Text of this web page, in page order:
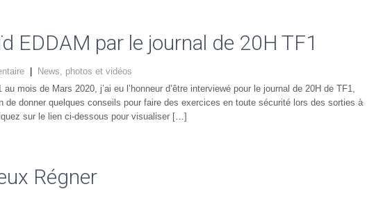
EDDAM par le journal de 20H TF1
News, photos et vidéos
mois de Mars 2020, j’ai eu l’honneur d’être interviewé pour le journal de 20H de TF1,
de donner quelques conseils pour faire des exercices en toute sécurité lors des sorties à
sur le lien ci-dessous pour visualiser […]
Régner